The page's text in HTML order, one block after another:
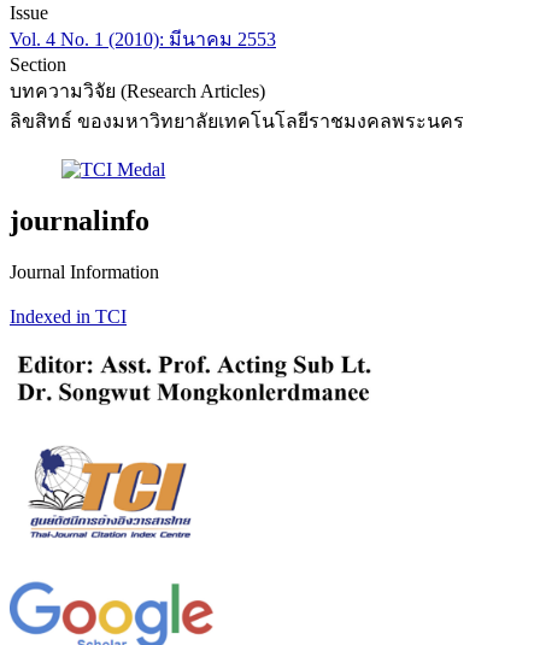
Issue
Vol. 4 No. 1 (2010): มีนาคม 2553
Section
บทความวิจัย (Research Articles)
ลิขสิทธ์ ของมหาวิทยาลัยเทคโนโลยีราชมงคลพระนคร
journalinfo
Journal Information
Indexed in TCI